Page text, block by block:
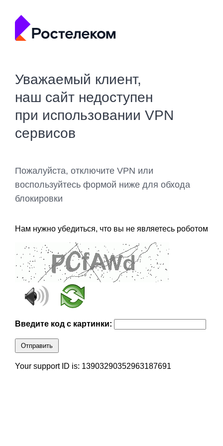
Уважаемый клиент,
наш сайт недоступен
при использовании VPN
сервисов
Пожалуйста, отключите VPN или
воспользуйтесь формой ниже для обхода
блокировки
Нам нужно убедиться, что вы не являетесь роботом
Введите код с картинки:
Отправить
Your support ID is: 13903290352963187691